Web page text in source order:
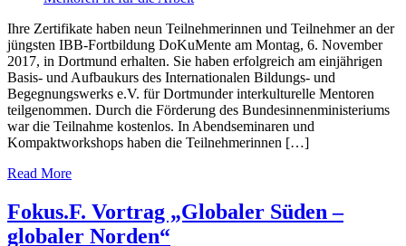
Ihre Zertifikate haben neun Teilnehmerinnen und Teilnehmer an der
jüngsten IBB-Fortbildung DoKuMente am Montag, 6. November
2017, in Dortmund erhalten. Sie haben erfolgreich am einjährigen
Basis- und Aufbaukurs des Internationalen Bildungs- und
Begegnungswerks e.V. für Dortmunder interkulturelle Mentoren
teilgenommen. Durch die Förderung des Bundesinnenministeriums
war die Teilnahme kostenlos. In Abendseminaren und
Kompaktworkshops haben die Teilnehmerinnen […]
Read More
Fokus.F. Vortrag „Globaler Süden –
globaler Norden“